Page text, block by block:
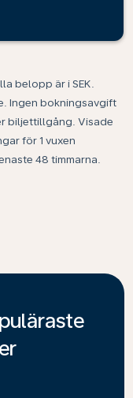
belopp är i SEK.
Ingen bokningsavgift
biljettillgång. Visade
för 1 vuxen
48 timmarna.